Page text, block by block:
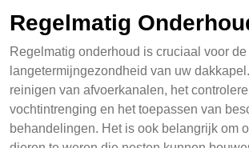
Regelmatig
Regelmatig onderhoud is cruciaal voor de
langetermijngezondheid van uw
reinigen van afvoerkanalen, het
vochtintrenging en het toepassen van
behandelingen. Het is ook belangrijk om